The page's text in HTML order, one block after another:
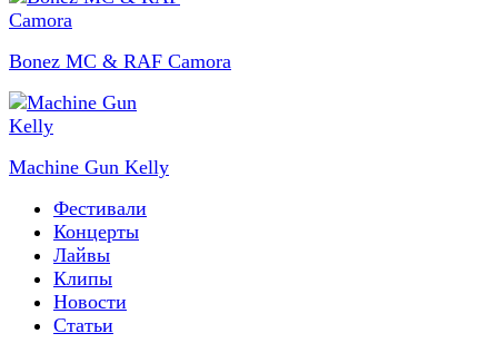
Bonez MC & RAF Camora
Machine Gun Kelly
Фестивали
Концерты
Лайвы
Клипы
Новости
Статьи